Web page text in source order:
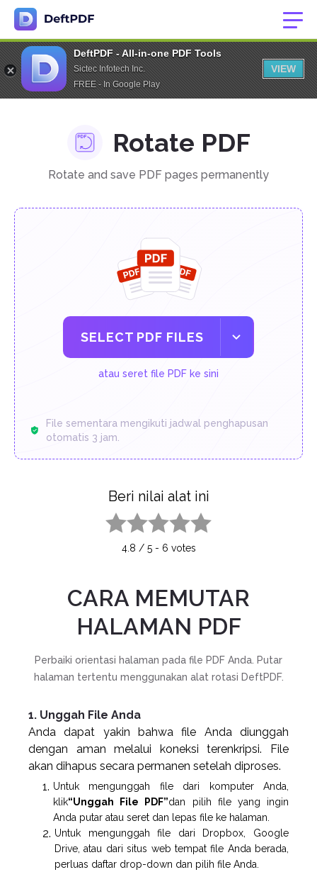
DeftPDF - All-in-one PDF Tools
Sictec Infotech Inc.
FREE - In Google Play
VIEW
Rotate PDF
Rotate and save PDF pages permanently
SELECT PDF FILES
atau seret file PDF ke sini
File sementara mengikuti jadwal penghapusan
otomatis 3 jam.
Beri nilai alat ini
4.8 / 5- 6 votes
CARA MEMUTAR
HALAMAN PDF
Perbaiki orientasi halaman pada file PDF Anda. Putar
halaman tertentu menggunakan alat rotasi DeftPDF.
1. Unggah File Anda
Anda dapat yakin bahwa file Anda diunggah
dengan aman melalui koneksi terenkripsi. File
akan dihapus secara permanen setelah diproses.
Untuk mengunggah file dari komputer Anda,
klik“Unggah File PDF”dan pilih file yang ingin
Anda putar atau seret dan lepas file ke halaman.
Untuk mengunggah file dari Dropbox, Google
Drive, atau dari situs web tempat file Anda berada,
perluas daftar drop-down dan pilih file Anda.